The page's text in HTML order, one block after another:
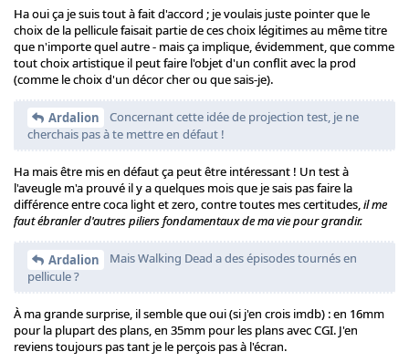
Ha oui ça je suis tout à fait d'accord ; je voulais juste pointer que le
choix de la pellicule faisait partie de ces choix légitimes au même titre
que n'importe quel autre - mais ça implique, évidemment, que comme
tout choix artistique il peut faire l'objet d'un conflit avec la prod
(comme le choix d'un décor cher ou que sais-je).
Ardalion
Concernant cette idée de projection test, je ne
cherchais pas à te mettre en défaut !
Ha mais être mis en défaut ça peut être intéressant ! Un test à
l'aveugle m'a prouvé il y a quelques mois que je sais pas faire la
différence entre coca light et zero, contre toutes mes certitudes,il me
faut ébranler d'autres piliers fondamentaux de ma vie pour grandir.
Ardalion
Mais Walking Dead a des épisodes tournés en
pellicule ?
À ma grande surprise, il semble que oui (si j'en crois imdb) : en 16mm
pour la plupart des plans, en 35mm pour les plans avec CGI. J'en
reviens toujours pas tant je le perçois pas à l'écran.